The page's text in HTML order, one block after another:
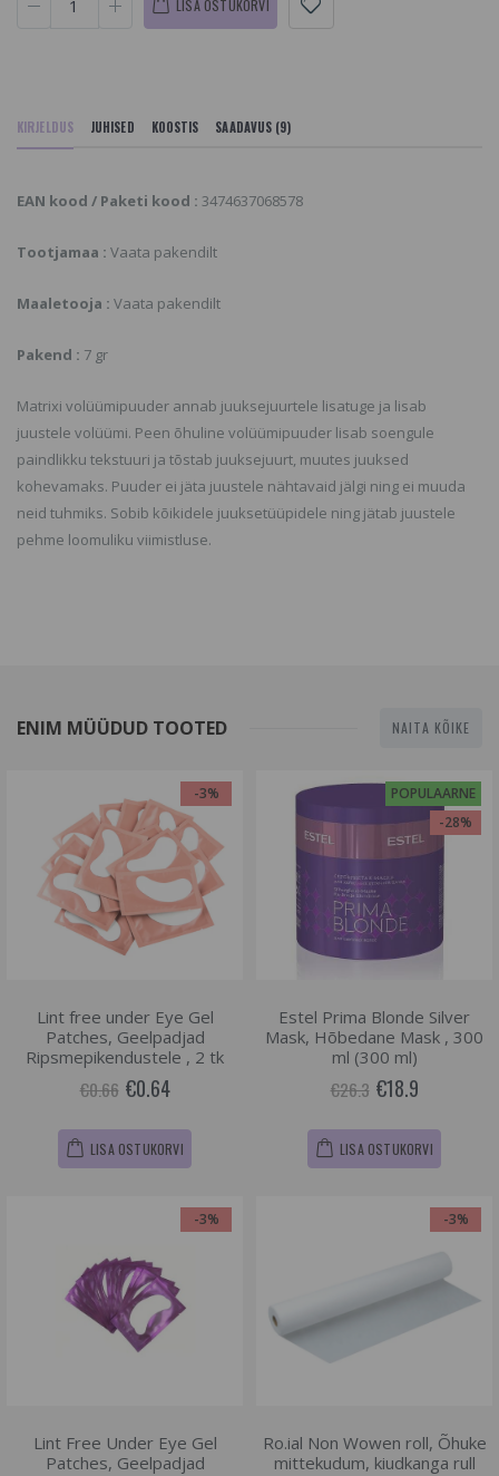
LISA OSTUKORVI
KIRJELDUS JUHISED KOOSTIS SAADAVUS (9)
EAN kood / Paketi kood : 3474637068578
Tootjamaa : Vaata pakendilt
Maaletooja : Vaata pakendilt
Pakend : 7 gr
Matrixi volüümipuuder annab juuksejuurtele lisatuge ja lisab
juustele volüümi. Peen õhuline volüümipuuder lisab soengule
paindlikku tekstuuri ja tõstab juuksejuurt, muutes juuksed
kohevamaks. Puuder ei jäta juustele nähtavaid jälgi ning ei muuda
neid tuhmiks. Sobib kõikidele juuksetüüpidele ning jätab juustele
pehme loomuliku viimistluse.
ENIM MÜÜDUD TOOTED NAITA KÕIKE
-3%
Lint free under Eye Gel
Patches, Geelpadjad
Ripsmepikendustele , 2 tk
€0.66 €0.64
LISA OSTUKORVI
POPULAARNE
-28%
Estel Prima Blonde Silver
Mask, Hõbedane Mask , 300
ml (300 ml)
€26.3 €18.9
LISA OSTUKORVI
-3%
Lint Free Under Eye Gel
Patches, Geelpadjad
-3%
Ro.ial Non Wowen roll, Õhuke
mittekudum, kiudkanga rull